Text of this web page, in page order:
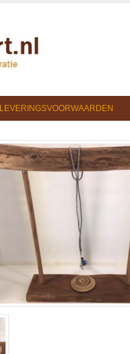
LEVERINGSVOORWAARDEN